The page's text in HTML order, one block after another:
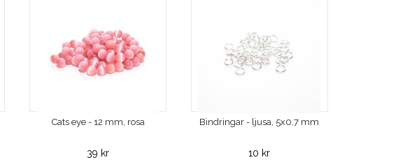
Cats eye - 12 mm, rosa
39 kr
Bindringar - ljusa, 5x0,7 mm
10 kr